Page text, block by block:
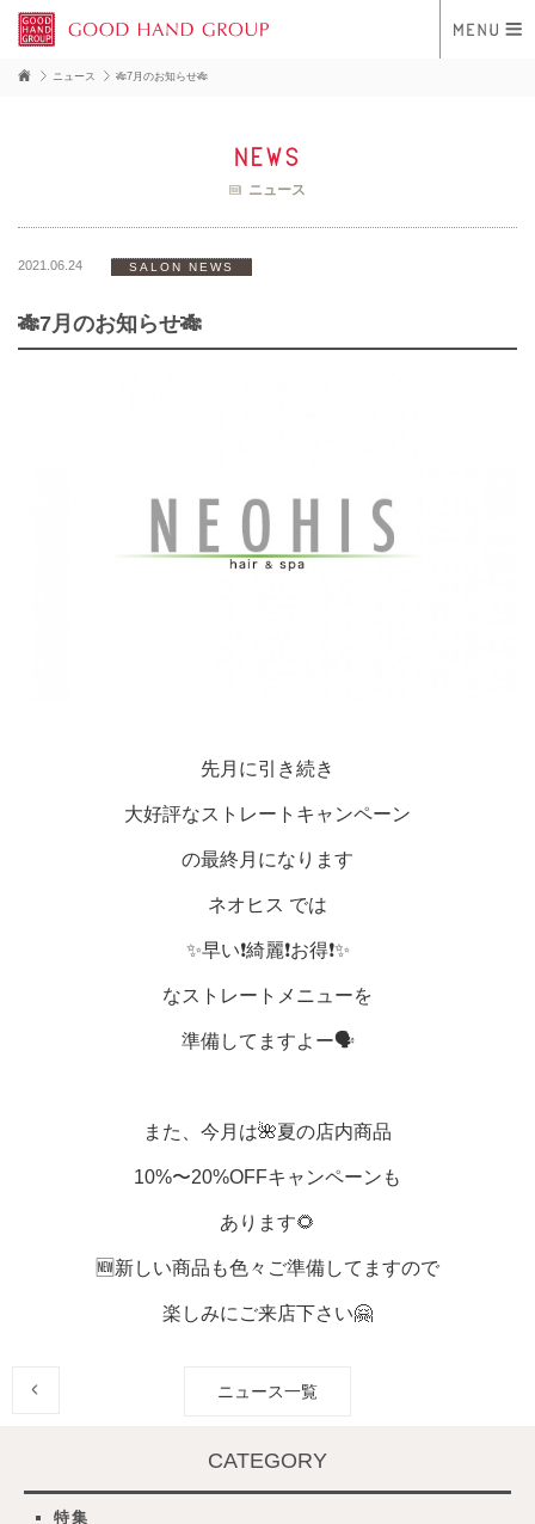
ニュース 🎋7月のお知らせ🎋
news
ニュース
2021.06.24 SALON NEWS
🎋7月のお知らせ🎋
先月に引き続き
大好評なストレートキャンペーン
の最終月になります
ネオヒス では
✨早い❗️綺麗❗️お得❗️✨
なストレートメニューを
準備してますよー🗣
また、今月は🌺夏の店内商品
10%〜20%OFFキャンペーンも
あります🌻
🆕新しい商品も色々ご準備してますので
楽しみにご来店下さい🤗
ニュース一覧
CATEGORY
特集